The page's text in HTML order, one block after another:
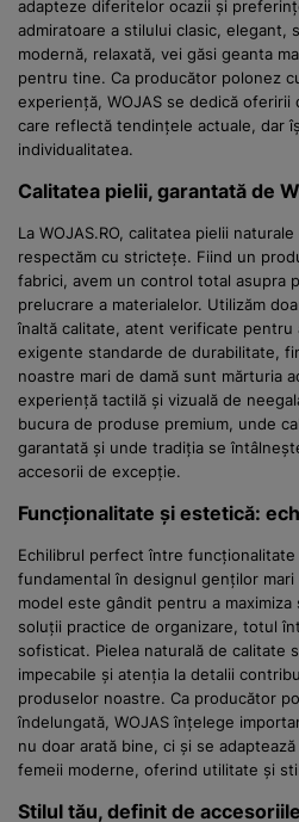
adapteze diferitelor ocazii și
admiratoare a stilului clasic, elegant,
modernă, relaxată, vei găsi geanta
pentru tine. Ca producător polonez
experiență, WOJAS se dedică oferirii
care reflectă tendințele actuale, dar
individualitatea.
Calitatea pielii, garantată de
La WOJAS.RO, calitatea pielii
respectăm cu strictețe. Fiind un
fabrici, avem un control total asupra
prelucrare a materialelor. Utilizăm
înaltă calitate, atent verificate pentru
exigente standarde de durabilitate,
noastre mari de damă sunt mărturia
experiență tactilă și vizuală de
bucura de produse premium, unde
garantată și unde tradiția se
accesorii de excepție.
Funcționalitate și estetică:
Echilibrul perfect între
fundamental în designul genților mari
model este gândit pentru a
soluții practice de organizare, totul
sofisticat. Pielea naturală de calitate
impecabile și atenția la detalii
produselor noastre. Ca producător
îndelungată, WOJAS înțelege
nu doar arată bine, ci și se
femeii moderne, oferind utilitate și
Stilul tău, definit de